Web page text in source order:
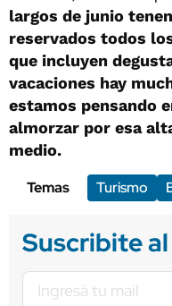
largos de junio
reservados todos
que incluyen
vacaciones hay
estamos pensando
almorzar por esa
medio.
Temas
Turismo
Suscribite